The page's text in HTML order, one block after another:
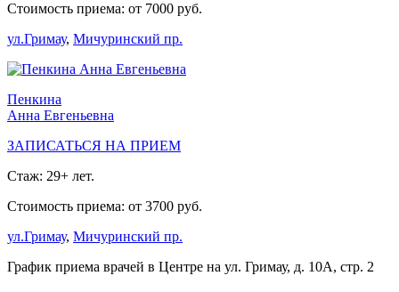
Стоимость приема: от 7000 руб.
ул.Гримау, Мичуринский пр.
Пенкина
Анна Евгеньевна
ЗАПИСАТЬСЯ НА ПРИЕМ
Стаж: 29+ лет.
Стоимость приема: от 3700 руб.
ул.Гримау, Мичуринский пр.
График приема врачей в Центре на ул. Гримау, д. 10А, стр. 2